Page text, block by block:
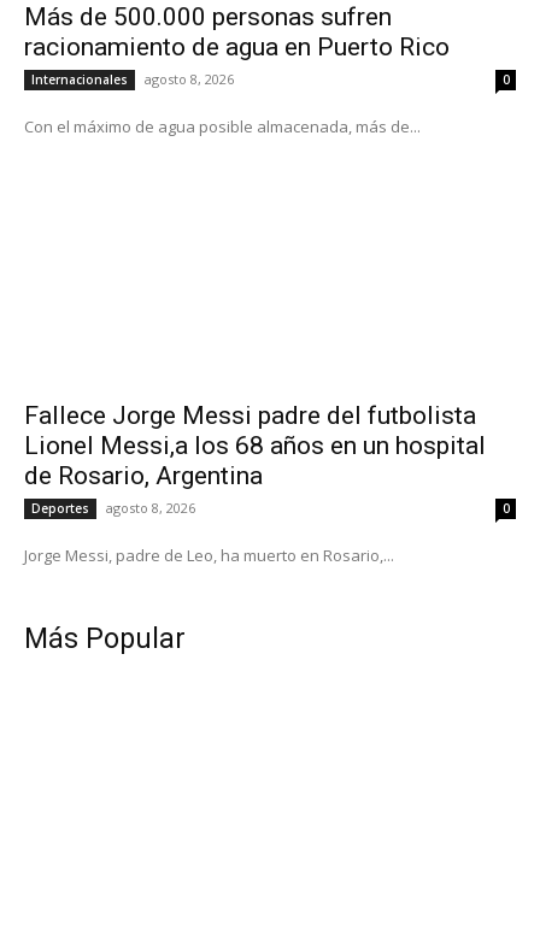
Más de 500.000 personas sufren
racionamiento de agua en Puerto Rico
Internacionales agosto 8, 2026 0
Con el máximo de agua posible almacenada, más de...
Fallece Jorge Messi padre del futbolista
Lionel Messi,a los 68 años en un hospital
de Rosario, Argentina
Deportes agosto 8, 2026 0
Jorge Messi, padre de Leo, ha muerto en Rosario,...
Más Popular